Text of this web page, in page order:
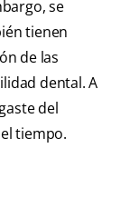
se
tienen
de las
dental. A
del
tiempo.